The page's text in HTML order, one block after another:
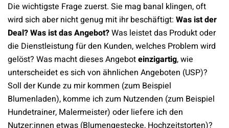
Die wichtigste Frage zuerst. Sie mag banal klingen, oft
wird sich aber nicht genug mit ihr beschäftigt: Was ist der
Deal? Was ist das Angebot?Was leistet das Produkt oder
die Dienstleistung für den Kunden, welches Problem wird
gelöst? Was macht dieses Angeboteinzigartig, wie
unterscheidet es sich von ähnlichen Angeboten (USP)?
Soll der Kunde zu mir kommen (zum Beispiel
Blumenladen), komme ich zum Nutzenden (zum Beispiel
Hundetrainer, Malermeister) oder liefere ich den